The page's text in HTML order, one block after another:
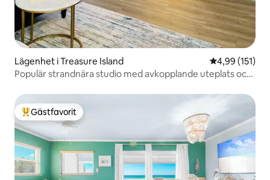
Lägenhet i Treasure Island 4,99 av 5 i
4,99 (151)
Populär strandnära studio med avkopplande uteplats och
Populär gästfavorit
Gästfavorit